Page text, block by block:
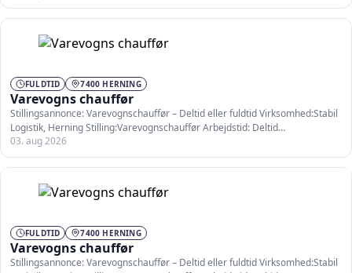
FULDTID 7400 HERNING
Varevogns chauffør
Stillingsannonce: Varevognschauffør – Deltid eller fuldtid Virksomhed:Stabil
Logistik, Herning Stilling:Varevognschauffør Arbejdstid: Deltid
Fuldtid(Arbejdstid og vagter aftales nærmere med…
03. aug 2026
FULDTID 7400 HERNING
Varevogns chauffør
Stillingsannonce: Varevognschauffør – Deltid eller fuldtid Virksomhed:Stabil